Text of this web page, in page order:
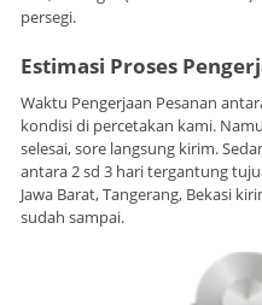
persegi.
Estimasi Proses
Waktu Pengerjaan Pesanan
kondisi di percetakan kami.
selesai, sore langsung kirim.
antara 2 sd 3 hari tergantung
Jawa Barat, Tangerang, Bekasi
sudah sampai.